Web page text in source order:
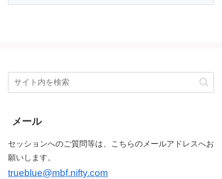
メール
セッションへのご質問等は、こちらのメールアドレスへお
願いします。
trueblue@mbf.nifty.com